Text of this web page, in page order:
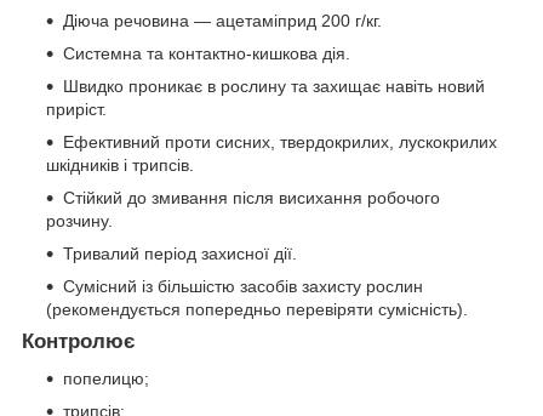
Діюча речовина — ацетаміприд 200 г/кг.
Системна та контактно-кишкова дія.
Швидко проникає в рослину та захищає навіть новий
приріст.
Ефективний проти сисних, твердокрилих, лускокрилих
шкідників і трипсів.
Стійкий до змивання після висихання робочого
розчину.
Тривалий період захисної дії.
Сумісний із більшістю засобів захисту рослин
(рекомендується попередньо перевіряти сумісність).
Контролює
попелицю;
трипсів;